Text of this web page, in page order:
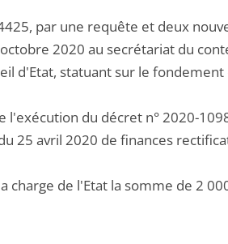
par une requête et deux
2020 au secrétariat du
d'Etat, statuant sur le
l'exécution du décret n° 2020-
25 avril 2020 de finances
charge de l'Etat la somme de 2